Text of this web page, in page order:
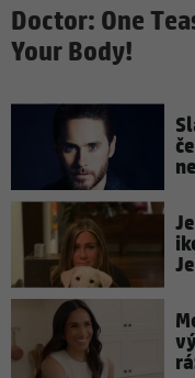
Doctor: One
Your Body!